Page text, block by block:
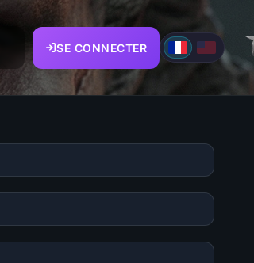
SE CONNECTER